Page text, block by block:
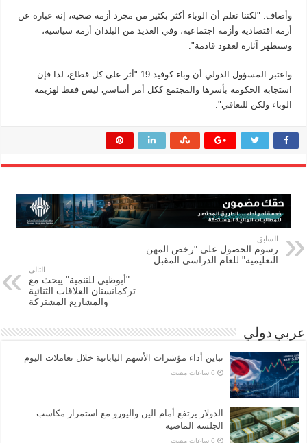
وأضاف: "لكننا نعلم أن الوباء أكثر بكثير من مجرد أزمة صحية، إنه عبارة عن
أزمة اقتصادية وأزمة اجتماعية، وفي العديد من البلدان أزمة سياسية،
وستظهر آثاره لعقود قادمة".
واعتبر المسؤول الدولي أن وباء كوفيد-19 "أثر على كل قطاع، لذا فإن
استجابة الحكومة بأسرها والمجتمع ككل أمر أساسي ليس فقط لهزيمة
الوباء ولكن للتعافي".
السابق
رسوم الحصول على "رخص المهن
التعليمية" للعام الدراسي المقبل
التالي
"أبوظبي للتنمية" يبحث مع
تركمانستان العلاقات الثنائية
والمشاريع المشتركة
عربي دولي
تباين أداء مؤشرات الأسهم اليابانية خلال تعاملات اليوم
الدولار يرتفع أمام الين واليورو مع استمرار مكاسب
الجلسة الماضية